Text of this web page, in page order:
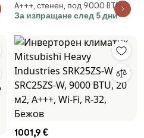
Comfora Plus FTXD25A /
RXD25A, 9000 BTU, 18 м2, А+++,
A+++, стенен, под 9000 BTU
За изпращане след 5 дни
1001,9 €